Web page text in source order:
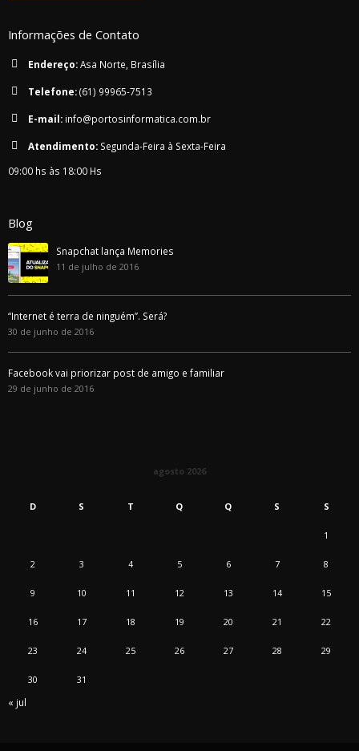
Informações de Contato
Endereço:Asa Norte, Brasília
Telefone:(61) 99965-7513
E-mail: info@portosinformatica.com.br
Atendimento: Segunda-Feira à Sexta-Feira
09:00 hs às 18:00 Hs
Blog
Snapchat lança Memories
11 de julho de 2016
“Internet é terra de ninguém”. Será?
30 de junho de 2016
Facebook vai priorizar post de amigo e familiar
29 de junho de 2016
agosto 2026
D S T Q Q S S
1
2 3 4 5 6 7 8
9 10 11 12 13 14 15
16 17 18 19 20 21 22
23 24 25 26 27 28 29
30 31
« jul